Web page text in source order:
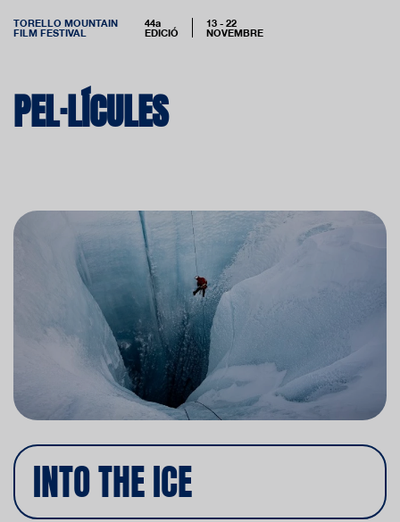
TORELLO MOUNTAIN
FILM FESTIVAL
44a
EDICIÓ
13 - 22
NOVEMBRE
PEL·LÍCULES
INTO THE ICE